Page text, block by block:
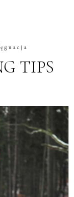
TIPS